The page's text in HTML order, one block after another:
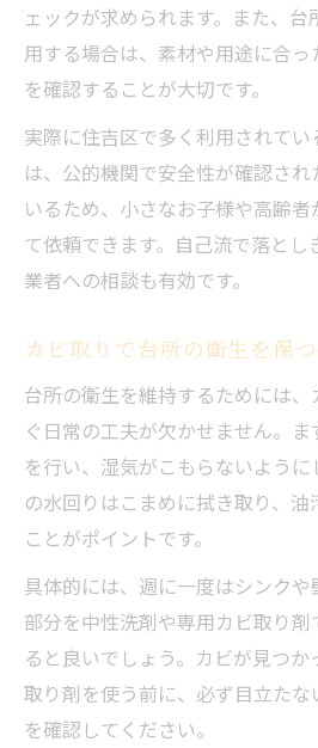
決
頑固なカビもプロの技
住吉区で困ったカビ取
自力で無理なカビ取り
台所カビの再発を防ぐ
住吉区で注目のカビ取りサ
カビ取りサービスの特
カビ取り業者と水回り
大阪のカビ取り人気サ
口コミ評価から見るカ
快適な台所へ導くカビ対策
台所のカビ取りで再発
水回りカビ対策で台所
カビ取り後も安心の再
住吉区で実践できる台
快適な台所を維持する
ェックが求められます。また、
用する場合は、素材や用途に合
を確認することが大切です。
実際に住吉区で多く利用されて
は、公的機関で安全性が確認さ
いるため、小さなお子様や高齢
て依頼できます。自己流で落と
業者への相談も有効です。
カビ取りで台所の衛生を保
台所の衛生を維持するためには
ぐ日常の工夫が欠かせません。
を行い、湿気がこもらないよう
の水回りはこまめに拭き取り、
ことがポイントです。
具体的には、週に一度はシンク
部分を中性洗剤や専用カビ取り
ると良いでしょう。カビが見つ
取り剤を使う前に、必ず目立た
を確認してください。